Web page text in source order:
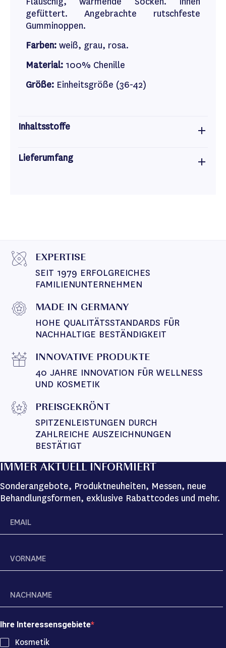
gefüttert. Angebrachte rutschfeste
Gumminoppen.
Farben: weiß, grau, rosa.
Material: 100% Chenille
Größe: Einheitsgröße (36-42)
Inhaltsstoffe
Lieferumfang
EXPERTISE
SEIT 1979 ERFOLGREICHES
FAMILIENUNTERNEHMEN
MADE IN GERMANY
HOHE QUALITÄTSSTANDARDS FÜR
NACHHALTIGE BESTÄNDIGKEIT
INNOVATIVE PRODUKTE
40 JAHRE INNOVATION FÜR WELLNESS
UND KOSMETIK
PREISGEKRÖNT
SPITZENLEISTUNGEN DURCH
ZAHLREICHE AUSZEICHNUNGEN
BESTÄTIGT
IMMER AKTUELL INFORMIERT
Sonderangebote, Produktneuheiten, Messen, neue
Behandlungsformen, exklusive Rabattcodes und mehr.
Ihre Interessensgebiete
Kosmetik